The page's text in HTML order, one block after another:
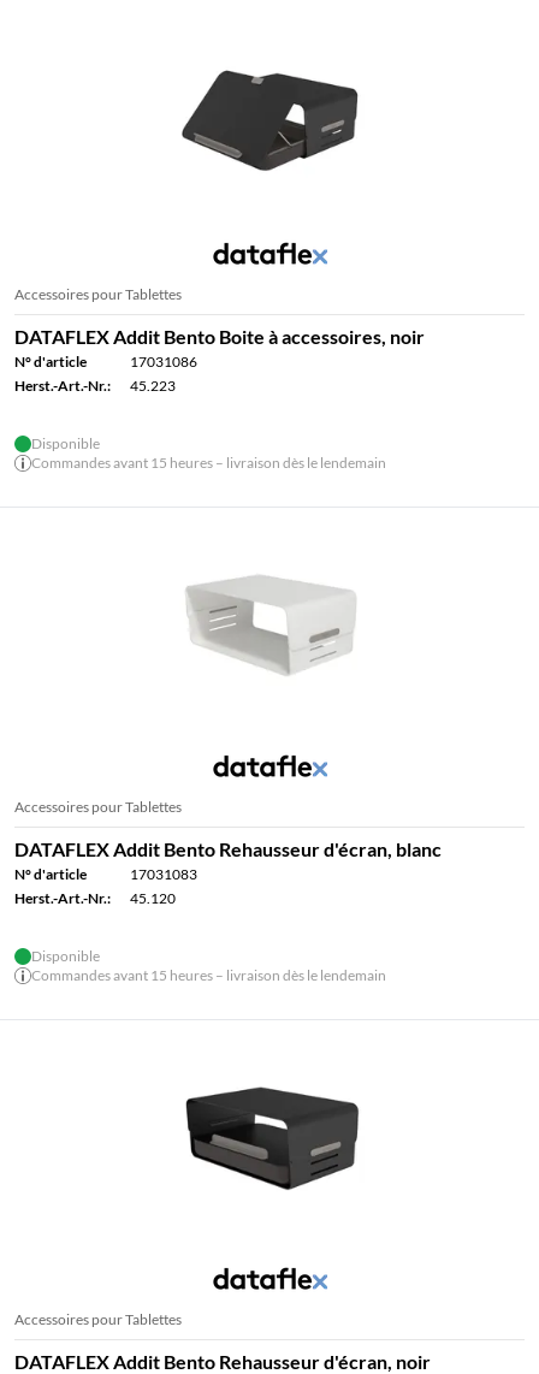
Accessoires pour Tablettes
DATAFLEX Addit Bento Boite à accessoires, noir
N° d'article
17031086
Herst.-Art.-Nr.:
45.223
Disponible
Commandes avant 15 heures – livraison dès le lendemain
Accessoires pour Tablettes
DATAFLEX Addit Bento Rehausseur d'écran, blanc
N° d'article
17031083
Herst.-Art.-Nr.:
45.120
Disponible
Commandes avant 15 heures – livraison dès le lendemain
Accessoires pour Tablettes
DATAFLEX Addit Bento Rehausseur d'écran, noir